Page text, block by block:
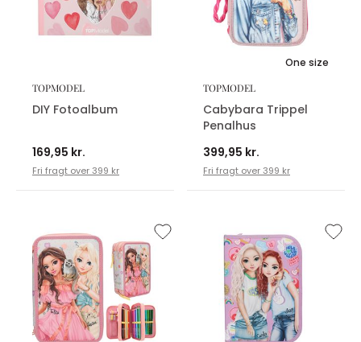
TOPMODEL
DIY Fotoalbum
169,95 kr.
Fri fragt over 399 kr
One size
TOPMODEL
Cabybara Trippel
Penalhus
399,95 kr.
Fri fragt over 399 kr